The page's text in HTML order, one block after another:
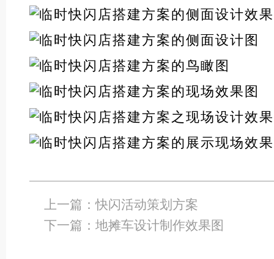
上一篇：快闪活动策划方案
下一篇：地摊车设计制作效果图